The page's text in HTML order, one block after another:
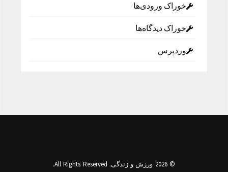
خوراک ورودی‌ها
خوراک دیدگاه‌ها
وردپرس
© 2026 ورزش و زندگی. All Rights Reserved.